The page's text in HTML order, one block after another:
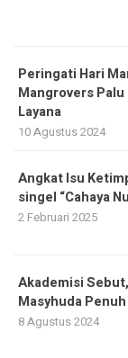
Peringati Hari
Mangrovers Palu
Layana
10 Agustus 2024
Angkat Isu
singel “Cahaya
2 Februari 2025
Akademisi
Masyhuda
8 Agustus 2024